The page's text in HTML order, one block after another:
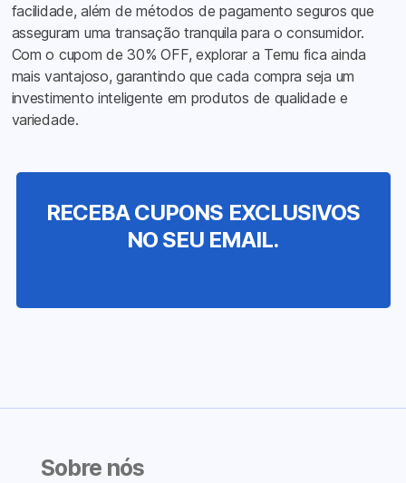
facilidade, além de métodos de pagamento seguros que
asseguram uma transação tranquila para o consumidor.
Com o cupom de 30% OFF, explorar a Temu fica ainda
mais vantajoso, garantindo que cada compra seja um
investimento inteligente em produtos de qualidade e
variedade.
RECEBA CUPONS EXCLUSIVOS
NO SEU EMAIL.
Sobre nós